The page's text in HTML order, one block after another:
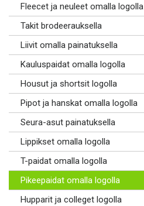
Fleecet ja neuleet omalla logolla
Takit brodeerauksella
Liivit omalla painatuksella
Kauluspaidat omalla logolla
Housut ja shortsit logolla
Pipot ja hanskat omalla logolla
Seura-asut painatuksella
Lippikset omalla logolla
T-paidat omalla logolla
Pikeepaidat omalla logolla
Hupparit ja colleget logolla